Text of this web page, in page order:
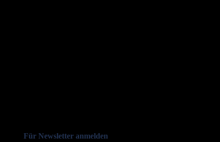
Für Newsletter anmelden